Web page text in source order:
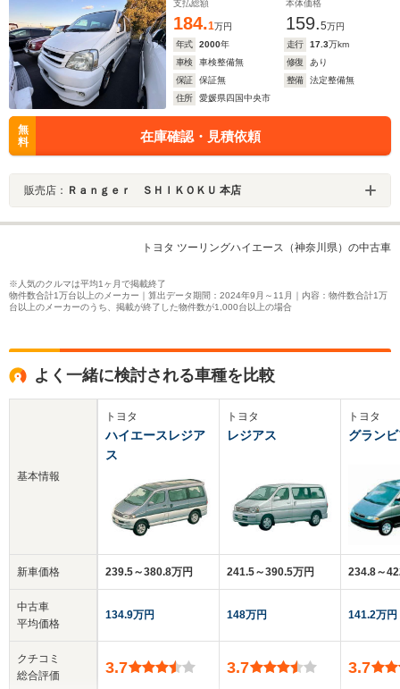
支払総額
184.1万円
本体価格
159.5万円
年式
2000年 走行 17.3万km
車検
車検整備無 修復
あり
保証
保証無 整備
法定整備無
住所
愛媛県四国中央市
無
料
在庫確認・見積依頼
販売店： Ｒａｎｇｅｒ ＳＨＩＫＯＫＵ 本店
トヨタ ツーリングハイエース（神奈川県）の中古車
※人気のクルマは平均1ヶ月で掲載終了
物件数合計1万台以上のメーカー｜算出データ期間：2024年9月～11月｜内容：物件数合計1万
台以上のメーカーのうち、掲載が終了した物件数が1,000台以上の場合
よく一緒に検討される車種を比較
基本情報
新車価格
中古車
平均価格
クチコミ
総合評価
トヨタ
ハイエースレジア
ス
239.5～380.8万円
134.9万円
3.7
トヨタ
レジアス
241.5～390.5万円
148万円
3.7
トヨタ
グラン
234.8～
141.2万円
3.7